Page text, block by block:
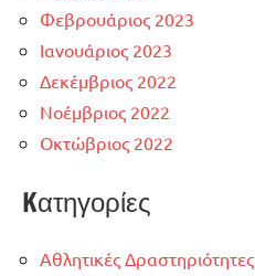
Φεβρουάριος 2023
Ιανουάριος 2023
Δεκέμβριος 2022
Νοέμβριος 2022
Οκτώβριος 2022
Kατηγορίες
Αθλητικές Δραστηριότητες